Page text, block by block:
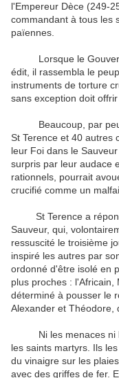
l'Empereur Dèce (249-
commandant à tous les
païennes.
Lorsque le
édit, il rassembla le
instruments de torture
sans exception doit
Beaucoup, par peur
St Terence et 40 autres
leur Foi dans le
surpris par leur audace
rationnels, pourrait
crucifié comme un
St Terence a
Sauveur, qui,
ressuscité le troisième
inspiré les autres par
ordonné d'être isolé en
plus proches :
déterminé à pousser le
Alexander et Théodore,
Ni les menaces ni
les saints martyrs. Ils
du vinaigre sur les
avec des griffes de fer.